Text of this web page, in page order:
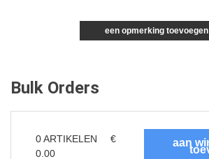
een opmerking toevoegen
Bulk Orders
0ARTIKELEN
€
0.00